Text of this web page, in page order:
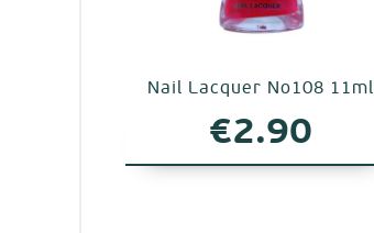
Nail Lacquer No108 11ml
€2.90